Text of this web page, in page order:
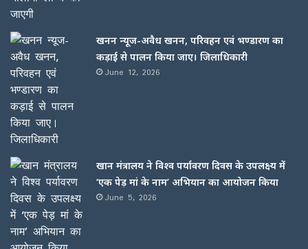
खनन न्यूज-अवैध खनन, परिवहन एवं भण्डारण का
कड़ाई से पालन किया जाए। जिलाधिकारी
June 12, 2026
खान मंत्रालय ने विश्व पर्यावरण दिवस के उपलक्ष्य में
‘एक पेड़ मां के नाम’ अभियान का आयोजन किया
June 5, 2026